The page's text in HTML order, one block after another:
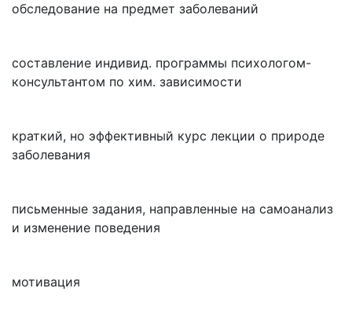
обследование на предмет заболеваний
составление индивид. программы психологом-
консультантом по хим. зависимости
краткий, но эффективный курс лекции о природе
заболевания
письменные задания, направленные на самоанализ
и изменение поведения
мотивация